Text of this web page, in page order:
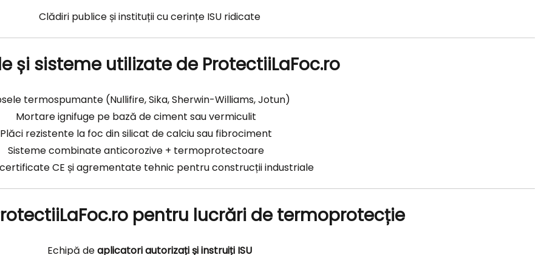
Clădiri publice și instituții cu cerințe ISU ridicate
și sisteme utilizate de ProtectiiLaFoc.ro
termospumante (Nullifire, Sika, Sherwin-Williams, Jotun)
Mortare ignifuge pe bază de ciment sau vermiculit
Plăci rezistente la foc din silicat de calciu sau fibrociment
Sisteme combinate anticorozive + termoprotectoare
CE și agrementate tehnic pentru construcții industriale
pentru lucrări de termoprotecție
Echipă deaplicatori autorizați și instruiți ISU